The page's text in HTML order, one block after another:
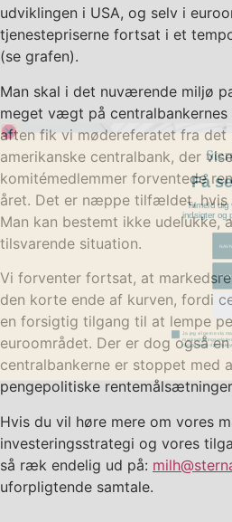
udviklingen i USA, og selv i
tjenestepriserne fortsat i et
(se grafen).
Man skal i det nuværende miljø
meget vægt på
aften fik vi mødereferatet fra det
amerikanske centralbank, der
komitémedlemmer forventede
året. Det er næppe tilfældet, hvis
Man kan bestemt ikke udelukke,
tilsvarende situation.
Vi forventer fortsat, at
den korte ende af kurven, fordi
en forsigtig tilgang til at lempe
euroområdet. Der er dog også
centralbankerne er stoppet med
pengepolitiske
Hvis du vil høre mere om vores
investeringsstrategi og vores
så ræk endelig ud på:
uforpligtende samtale.
Få
Tilmeld
indsigter og
navn
marketing accept
Ja jeg vil gerne via
rådgivnings-/